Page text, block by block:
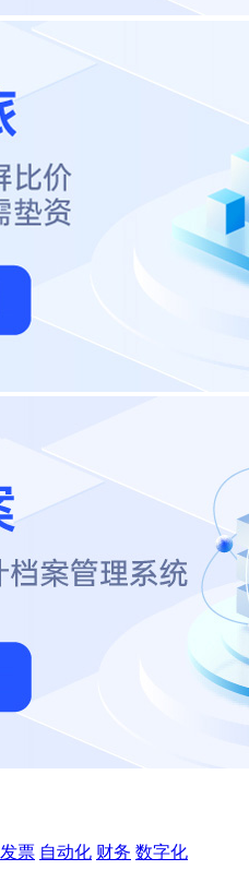
发票 自动化 财务 数字化